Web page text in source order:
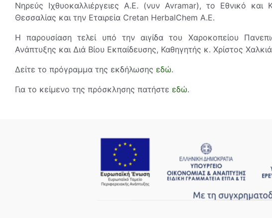
Νηρεύς Ιχθυοκαλλιέργειες Α.Ε. (νυν Avramar), το Εθνικό και
Θεσσαλίας και την Εταιρεία Cretan HerbalChem Α.Ε.
Η παρουσίαση τελεί υπό την αιγίδα του Χαροκοπείου
Ανάπτυξης και Διά Βίου Εκπαίδευσης, Καθηγητής κ. Χρίστος
Δείτε το πρόγραμμα της εκδήλωσης εδώ.
Για το κείμενο της πρόσκλησης πατήστε εδώ.